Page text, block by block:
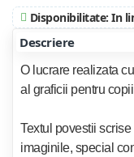
Disponibilitate: In
Descriere
O lucrare realizata
al graficii pentru
Textul povestii
imaginile, special